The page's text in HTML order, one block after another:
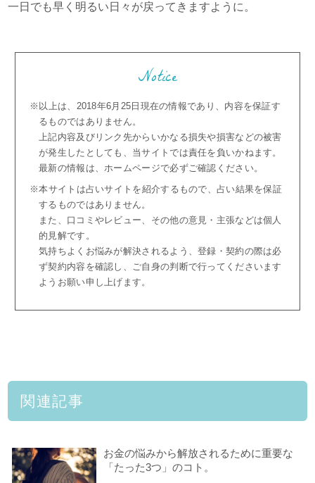
一日でも早く明るい日々が戻ってきますように。
Notice
※以上は、2018年6月25日現在の情報であり、内容を保証す
るものではありません。
上記内容及びリンク先からいかなる損失や損害などの被害
が発生したとしても、当サイトでは責任を負いかねます。
最新の情報は、ホームページで必ずご確認ください。
※本サイトは占いサイトを紹介するもので、占い結果を保証
するものではありません。
また、口コミやレビュー、その他の意見・主張などは個人
的見解です。
気持ちよくお悩みが解決されるよう、登録・契約の際は必
ず契約内容を確認し、ご自身の判断で行ってくださいます
ようお願い申し上げます。
関連記事
お金の悩みから解放されるために重要な
「たった3つ」のコト。